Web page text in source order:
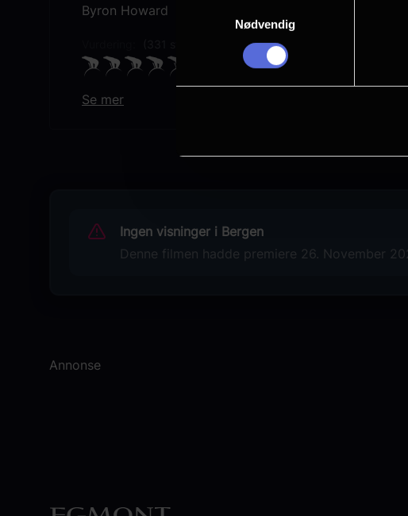
Nødvendig
Byron Howard
(331 stemmer 84.95%)
Originaltittel
Distributør
The Walt Disney Company Nordic
Se mer
Ingen visninger i Bergen
Denne filmen hadde premiere 26. November
Annonse